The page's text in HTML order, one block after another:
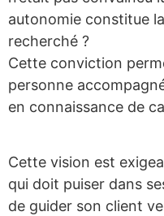
autonomie constitue
recherché ?
Cette conviction
personne
en connaissance de
Cette vision est
qui doit puiser dans
de guider son client